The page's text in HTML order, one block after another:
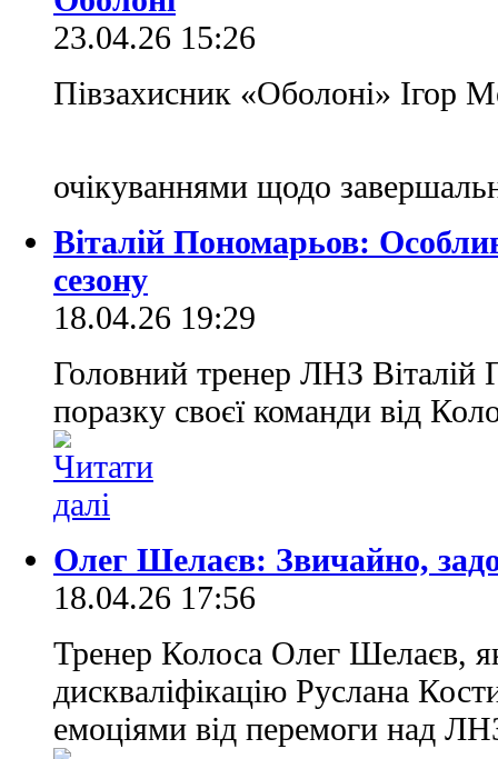
23.04.26 15:26
Півзахисник «Оболоні» Ігор
очікуваннями щодо
Віталій Пономарьов:
сезону
18.04.26 19:29
Головний тренер ЛНЗ Віталій
поразку своєї команди від
Олег Шелаєв: Звичайно,
18.04.26 17:56
Тренер Колоса Олег Шелаєв,
дискваліфікацію Руслана
емоціями від перемоги над